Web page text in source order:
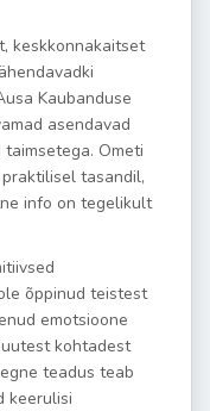
keskkonnakaitset
Kaubanduse
asendavad
Ometi
tasandil,
info on tegelikult
õppinud teistest
emotsioone
kohtadest
teadus teab
keerulisi